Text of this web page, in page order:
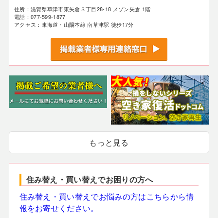
住所：滋賀県草津市東矢倉３丁目28-18 メゾン矢倉 1階
電話：077-599-1877
アクセス：東海道・山陽本線 南草津駅 徒歩17分
もっと見る
住み替え・買い替えでお困りの方へ
住み替え・買い替えでお悩みの方はこちらから情
報をお寄せください。